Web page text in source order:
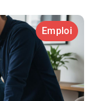
Emploi